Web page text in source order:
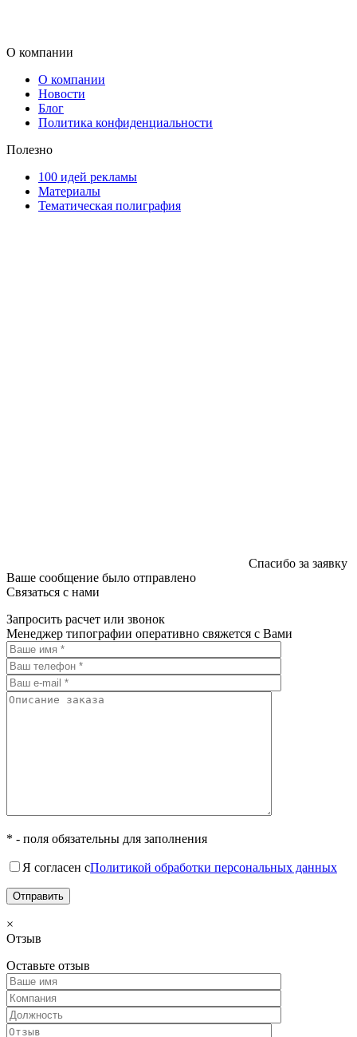
О компании
О компании
Новости
Блог
Политика конфиденциальности
Полезно
100 идей рекламы
Материалы
Тематическая полиграфия
Спасибо за заявку
Ваше сообщение было отправлено
Связаться с нами
Запросить расчет или звонок
Менеджер типографии оперативно свяжется с Вами
* - поля обязательны для заполнения
Я согласен сПолитикой обработки персональных данных
×
Отзыв
Оставьте отзыв